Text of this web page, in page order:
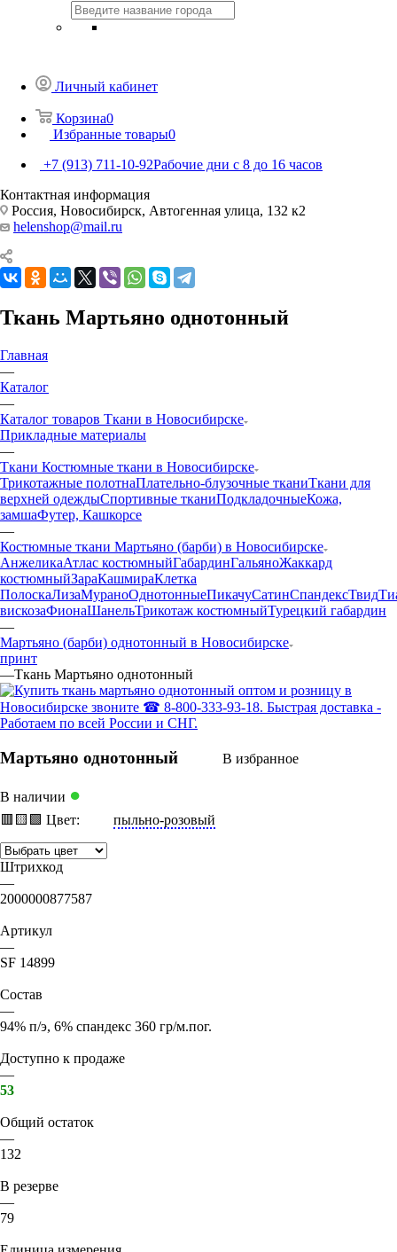
Личный кабинет
Корзина0
Избранные товары0
+7 (913) 711-10-92Рабочие дни с 8 до 16 часов
Контактная информация
Россия, Новосибирск, Автогенная улица, 132 к2
helenshop@mail.ru
Ткань Мартьяно однотонный
Главная
—
Каталог
—
Каталог товаров Ткани в Новосибирске
Прикладные материалы
—
Ткани Костюмные ткани в Новосибирске
Трикотажные полотнаПлательно-блузочные тканиТкани для
верхней одеждыСпортивные тканиПодкладочныеКожа,
замшаФутер, Кашкорсе
—
Костюмные ткани Мартьяно (барби) в Новосибирске
АнжеликаАтлас костюмныйГабардинГальяноЖаккард
костюмныйЗараКашмираКлетка
ПолоскаЛизаМураноОднотонныеПикачуСатинСпандексТвид
вискозаФионаШанельТрикотаж костюмныйТурецкий габардин
—
Мартьяно (барби) однотонный в Новосибирске
принт
—Ткань Мартьяно однотонный
Мартьяно однотонный В избранное
В наличии ●
🟥 🟨 🟩 Цвет: пыльно-розовый
Штрихкод
—
2000000877587
Артикул
—
SF 14899
Состав
—
94% п/э, 6% спандекс 360 гр/м.пог.
Доступно к продаже
—
53
Общий остаток
—
132
В резерве
—
79